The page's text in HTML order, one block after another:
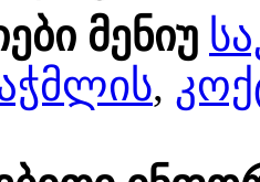
მენიუ
,